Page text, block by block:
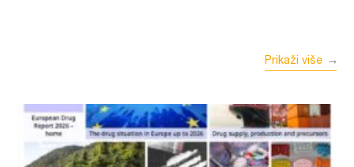
Prikaži više